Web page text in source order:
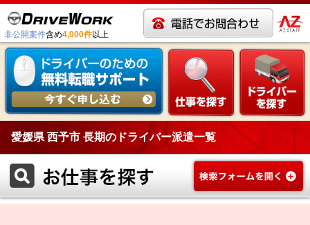
非公開案件含め4,000件以上
愛媛県 西予市 長期のドライバー派遣一覧